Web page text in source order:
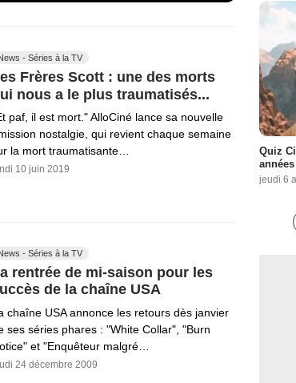
- Séries à la TV
Frères Scott : une des morts
nous a le plus traumatisés...
paf, il est mort." AlloCiné lance sa nouvelle
nostalgie, qui revient chaque semaine
la mort traumatisante…
10 juin 2019
- Séries à la TV
rentrée de mi-saison pour les
de la chaîne USA
chaîne USA annonce les retours dès janvier
ses séries phares : "White Collar", "Burn
et "Enquêteur malgré…
24 décembre 2009
Quiz
jeudi 6